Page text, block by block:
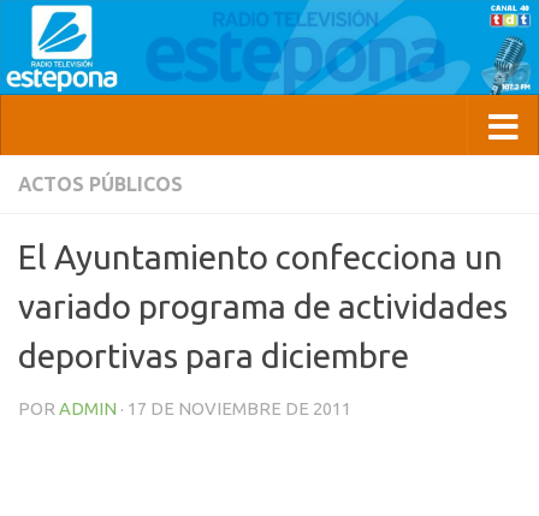
ACTOS PÚBLICOS
El Ayuntamiento confecciona un
variado programa de actividades
deportivas para diciembre
POR ADMIN · 17 DE NOVIEMBRE DE 2011